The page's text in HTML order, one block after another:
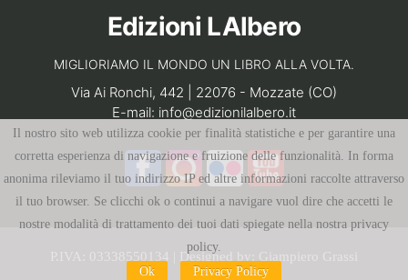
Il nostro sito web utilizza cookie per finalità statistiche e per garantire una
corretta esperienza di navigazione e fruizione delle funzionalità. In forma
anonima rileviamo il tuo indirizzo IP ed altre informazioni raccolte attraverso
il tuo browser. Se clicchi ok o continui a navigare vuol dire che accetti le
nostre modalità di trattamento dei tuoi dati spiegate nella nostra privacy
policy.
Ok
Privacy Policy
Edizioni LAlbero
MIGLIORIAMO IL MONDO UN LIBRO ALLA VOLTA.
Via Ai Ronchi, 442 | 22076 - Mozzate (CO)
E-mail: info@edizionilalbero.it
P.IVA: 03338550134 | Designed by: